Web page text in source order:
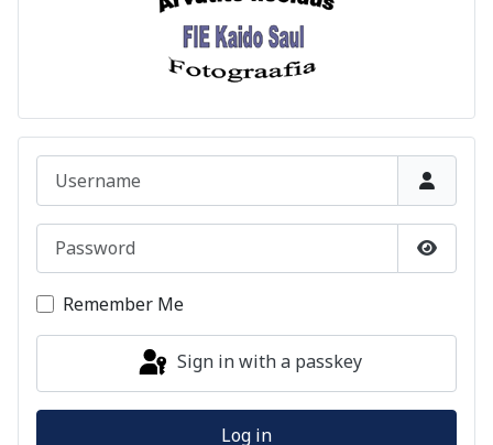
Password
Show
Remember Me
Sign in with a passkey
Log in